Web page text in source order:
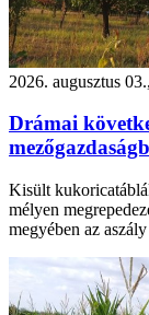
2026. augusztus
Drámai
Kisült
mélyen
megyében az